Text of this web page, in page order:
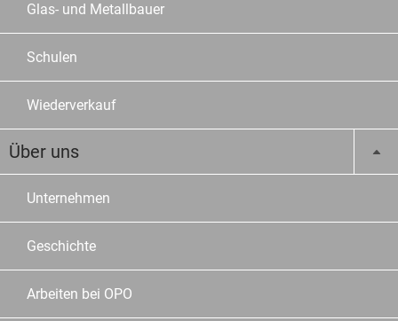
Glas- und Metallbauer
Schulen
Wiederverkauf
Über uns
Unternehmen
Geschichte
Arbeiten bei OPO